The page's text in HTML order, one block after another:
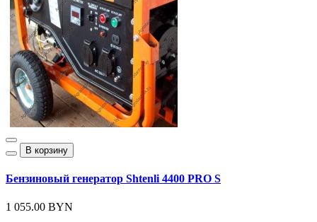
В корзину
Бензиновый генератор Shtenli 4400 PRO S
1 055.00 BYN